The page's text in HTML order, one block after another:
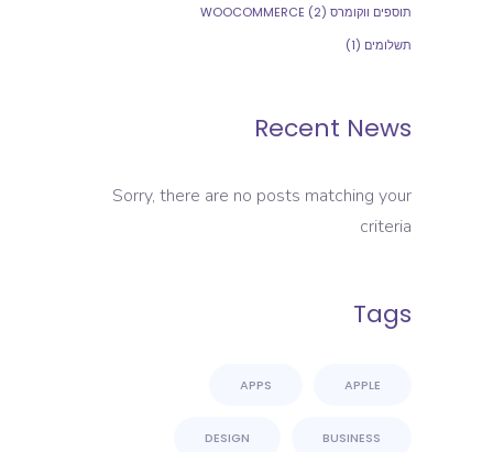
תוספים ווקומרס WOOCOMMERCE (2)
תשלומים (1)
Recent News
Sorry, there are no posts matching your
criteria
Tags
APPLE
APPS
BUSINESS
DESIGN